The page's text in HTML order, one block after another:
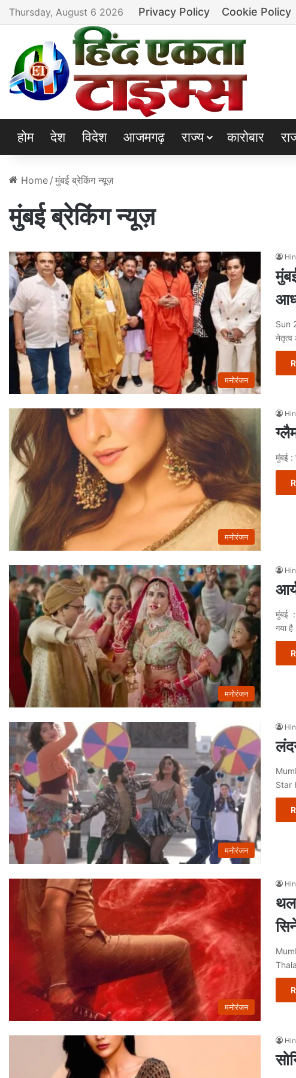
Thursday, August 6 2026 Privacy Policy Cookie Policy
होम देश विदेश आजमगढ़ राज्य कारोबार
Home / मुंबई ब्रेकिंग न्यूज़
मुंबई ब्रेकिंग न्यूज़
मनोरंजन
Sun
नेतृत्व
मनोरंजन
मुंबई :
मनोरंजन
मुंबई :
गया
मनोरंजन
Star
मनोरंजन